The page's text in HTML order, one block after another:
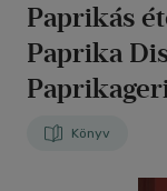
Paprikás
Paprika
Könyv